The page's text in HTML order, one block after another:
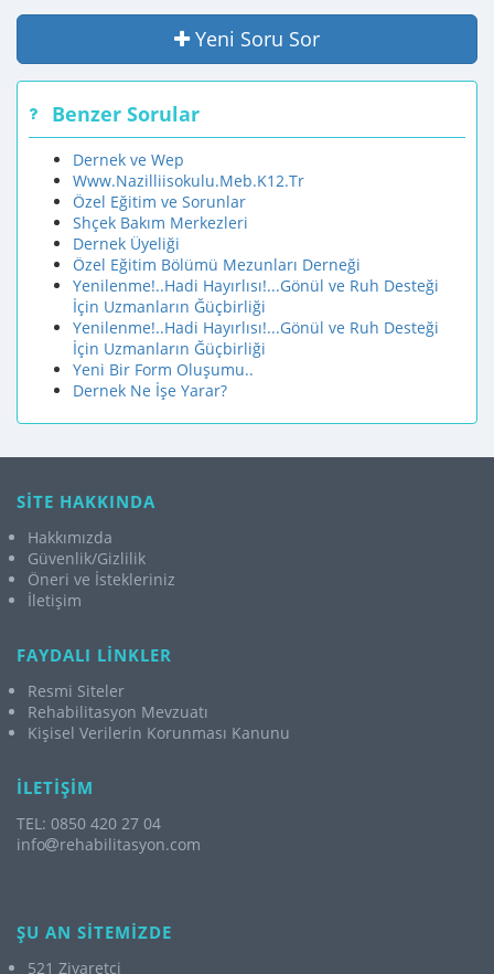
Yeni Soru Sor
Benzer Sorular
Dernek ve Wep
Www.Nazilliisokulu.Meb.K12.Tr
Özel Eğitim ve Sorunlar
Shçek Bakım Merkezleri
Dernek Üyeliği
Özel Eğitim Bölümü Mezunları Derneği
Yenilenme!..Hadi Hayırlısı!...Gönül ve Ruh Desteği
İçin Uzmanların Ğüçbirliği
Yenilenme!..Hadi Hayırlısı!...Gönül ve Ruh Desteği
İçin Uzmanların Ğüçbirliği
Yeni Bir Form Oluşumu..
Dernek Ne İşe Yarar?
SİTE HAKKINDA
Hakkımızda
Güvenlik/Gizlilik
Öneri ve İstekleriniz
İletişim
FAYDALI LİNKLER
Resmi Siteler
Rehabilitasyon Mevzuatı
Kişisel Verilerin Korunması Kanunu
İLETİŞİM
TEL: 0850 420 27 04
info
rehabilitasyon.com
ŞU AN SİTEMİZDE
521 Ziyaretçi